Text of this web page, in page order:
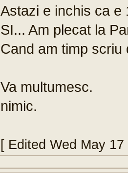
Astazi e inchis ca e
SI... Am plecat la
Cand am timp scriu
Va multumesc.
nimic.
[ Edited Wed May